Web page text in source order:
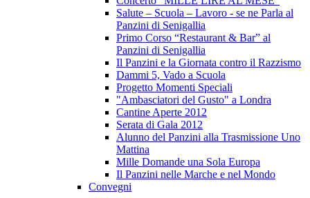
Salute – Scuola – Lavoro - se ne Parla al
Panzini di Senigallia
Primo Corso “Restaurant & Bar” al
Panzini di Senigallia
Il Panzini e la Giornata contro il Razzismo
Dammi 5, Vado a Scuola
Progetto Momenti Speciali
"Ambasciatori del Gusto" a Londra
Cantine Aperte 2012
Serata di Gala 2012
Alunno del Panzini alla Trasmissione Uno
Mattina
Mille Domande una Sola Europa
Il Panzini nelle Marche e nel Mondo
Convegni